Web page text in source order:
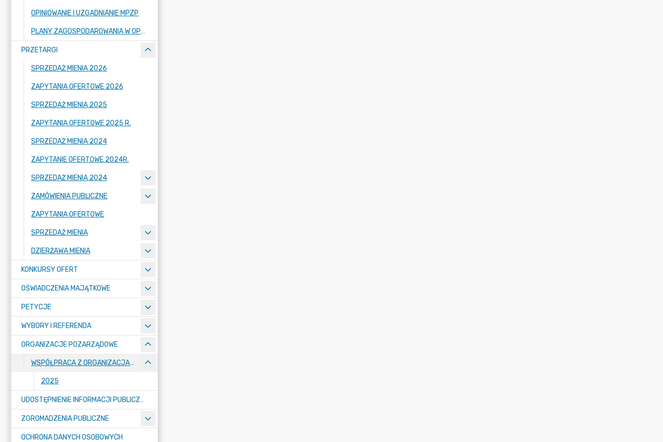
OPINIOWANIE I UZGADNIANIE MPZP
PLANY ZAGOSPODAROWANIA W OPRACOWANIU
PRZETARGI
SPRZEDAŻ MIENIA 2026
ZAPYTANIA OFERTOWE 2026
SPRZEDAŻ MIENIA 2025
ZAPYTANIA OFERTOWE 2025 R.
SPRZEDAŻ MIENIA 2024
ZAPYTANIE OFERTOWE 2024R.
SPRZEDAŻ MIENIA 2024
ZAMÓWIENIA PUBLICZNE
ZAPYTANIA OFERTOWE
SPRZEDAŻ MIENIA
DZIERŻAWA MIENIA
KONKURSY OFERT
OŚWIADCZENIA MAJĄTKOWE
PETYCJE
WYBORY I REFERENDA
ORGANIZACJE POZARZĄDOWE
WSPÓŁPRACA Z ORGANIZACJAMI
2025
UDOSTĘPNIENIE INFORMACJI PUBLICZNEJ
ZGROMADZENIA PUBLICZNE
OCHRONA DANYCH OSOBOWYCH